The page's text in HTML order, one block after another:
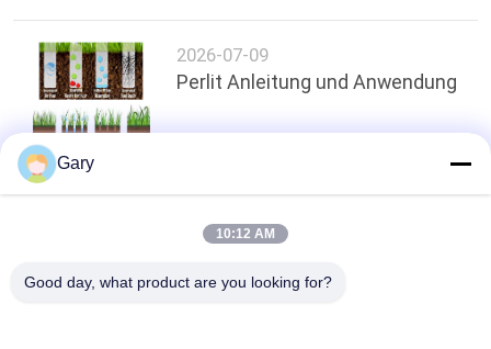
2026-07-09
Perlit Anleitung und Anwendung
oben
Gary
10:12 AM
Good day, what product are you looking for?